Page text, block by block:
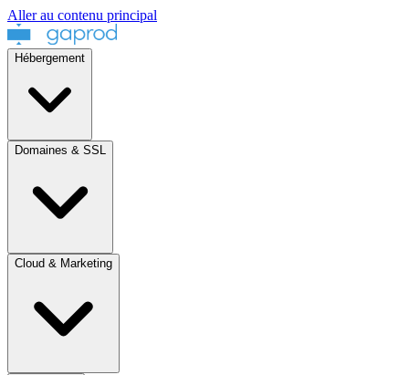
Aller au contenu principal
Hébergement
Domaines & SSL
Cloud & Marketing